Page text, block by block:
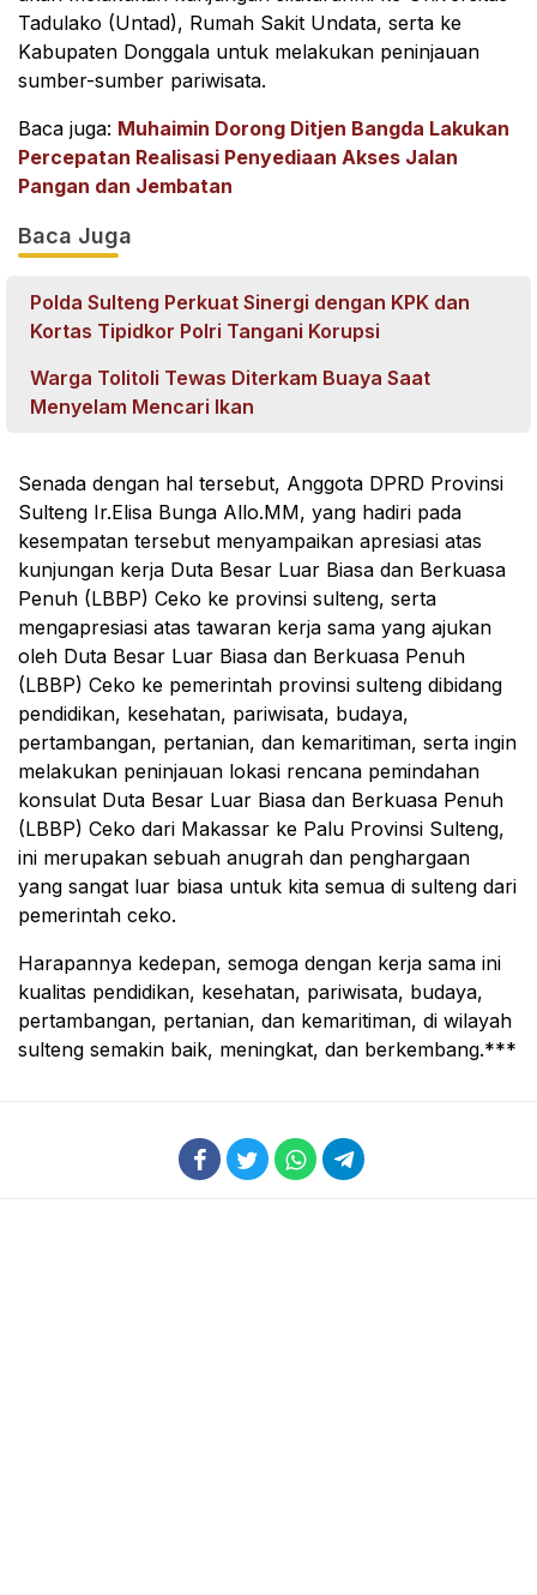
Tadulako (Untad), Rumah Sakit Undata, serta ke
Kabupaten Donggala untuk melakukan peninjauan
sumber-sumber pariwisata.
Baca juga: Muhaimin Dorong Ditjen Bangda Lakukan
Percepatan Realisasi Penyediaan Akses Jalan
Pangan dan Jembatan
Baca Juga
Polda Sulteng Perkuat Sinergi dengan KPK dan
Kortas Tipidkor Polri Tangani Korupsi
Warga Tolitoli Tewas Diterkam Buaya Saat
Menyelam Mencari Ikan
Senada dengan hal tersebut, Anggota DPRD Provinsi
Sulteng Ir.Elisa Bunga Allo.MM, yang hadiri pada
kesempatan tersebut menyampaikan apresiasi atas
kunjungan kerja Duta Besar Luar Biasa dan Berkuasa
Penuh (LBBP) Ceko ke provinsi sulteng, serta
mengapresiasi atas tawaran kerja sama yang ajukan
oleh Duta Besar Luar Biasa dan Berkuasa Penuh
(LBBP) Ceko ke pemerintah provinsi sulteng dibidang
pendidikan, kesehatan, pariwisata, budaya,
pertambangan, pertanian, dan kemaritiman, serta ingin
melakukan peninjauan lokasi rencana pemindahan
konsulat Duta Besar Luar Biasa dan Berkuasa Penuh
(LBBP) Ceko dari Makassar ke Palu Provinsi Sulteng,
ini merupakan sebuah anugrah dan penghargaan
yang sangat luar biasa untuk kita semua di sulteng dari
pemerintah ceko.
Harapannya kedepan, semoga dengan kerja sama ini
kualitas pendidikan, kesehatan, pariwisata, budaya,
pertambangan, pertanian, dan kemaritiman, di wilayah
sulteng semakin baik, meningkat, dan berkembang.***